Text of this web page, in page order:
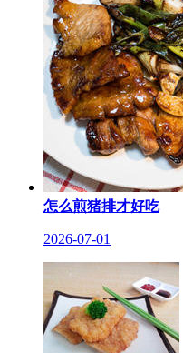
怎么煎猪排才好吃
2026-07-01